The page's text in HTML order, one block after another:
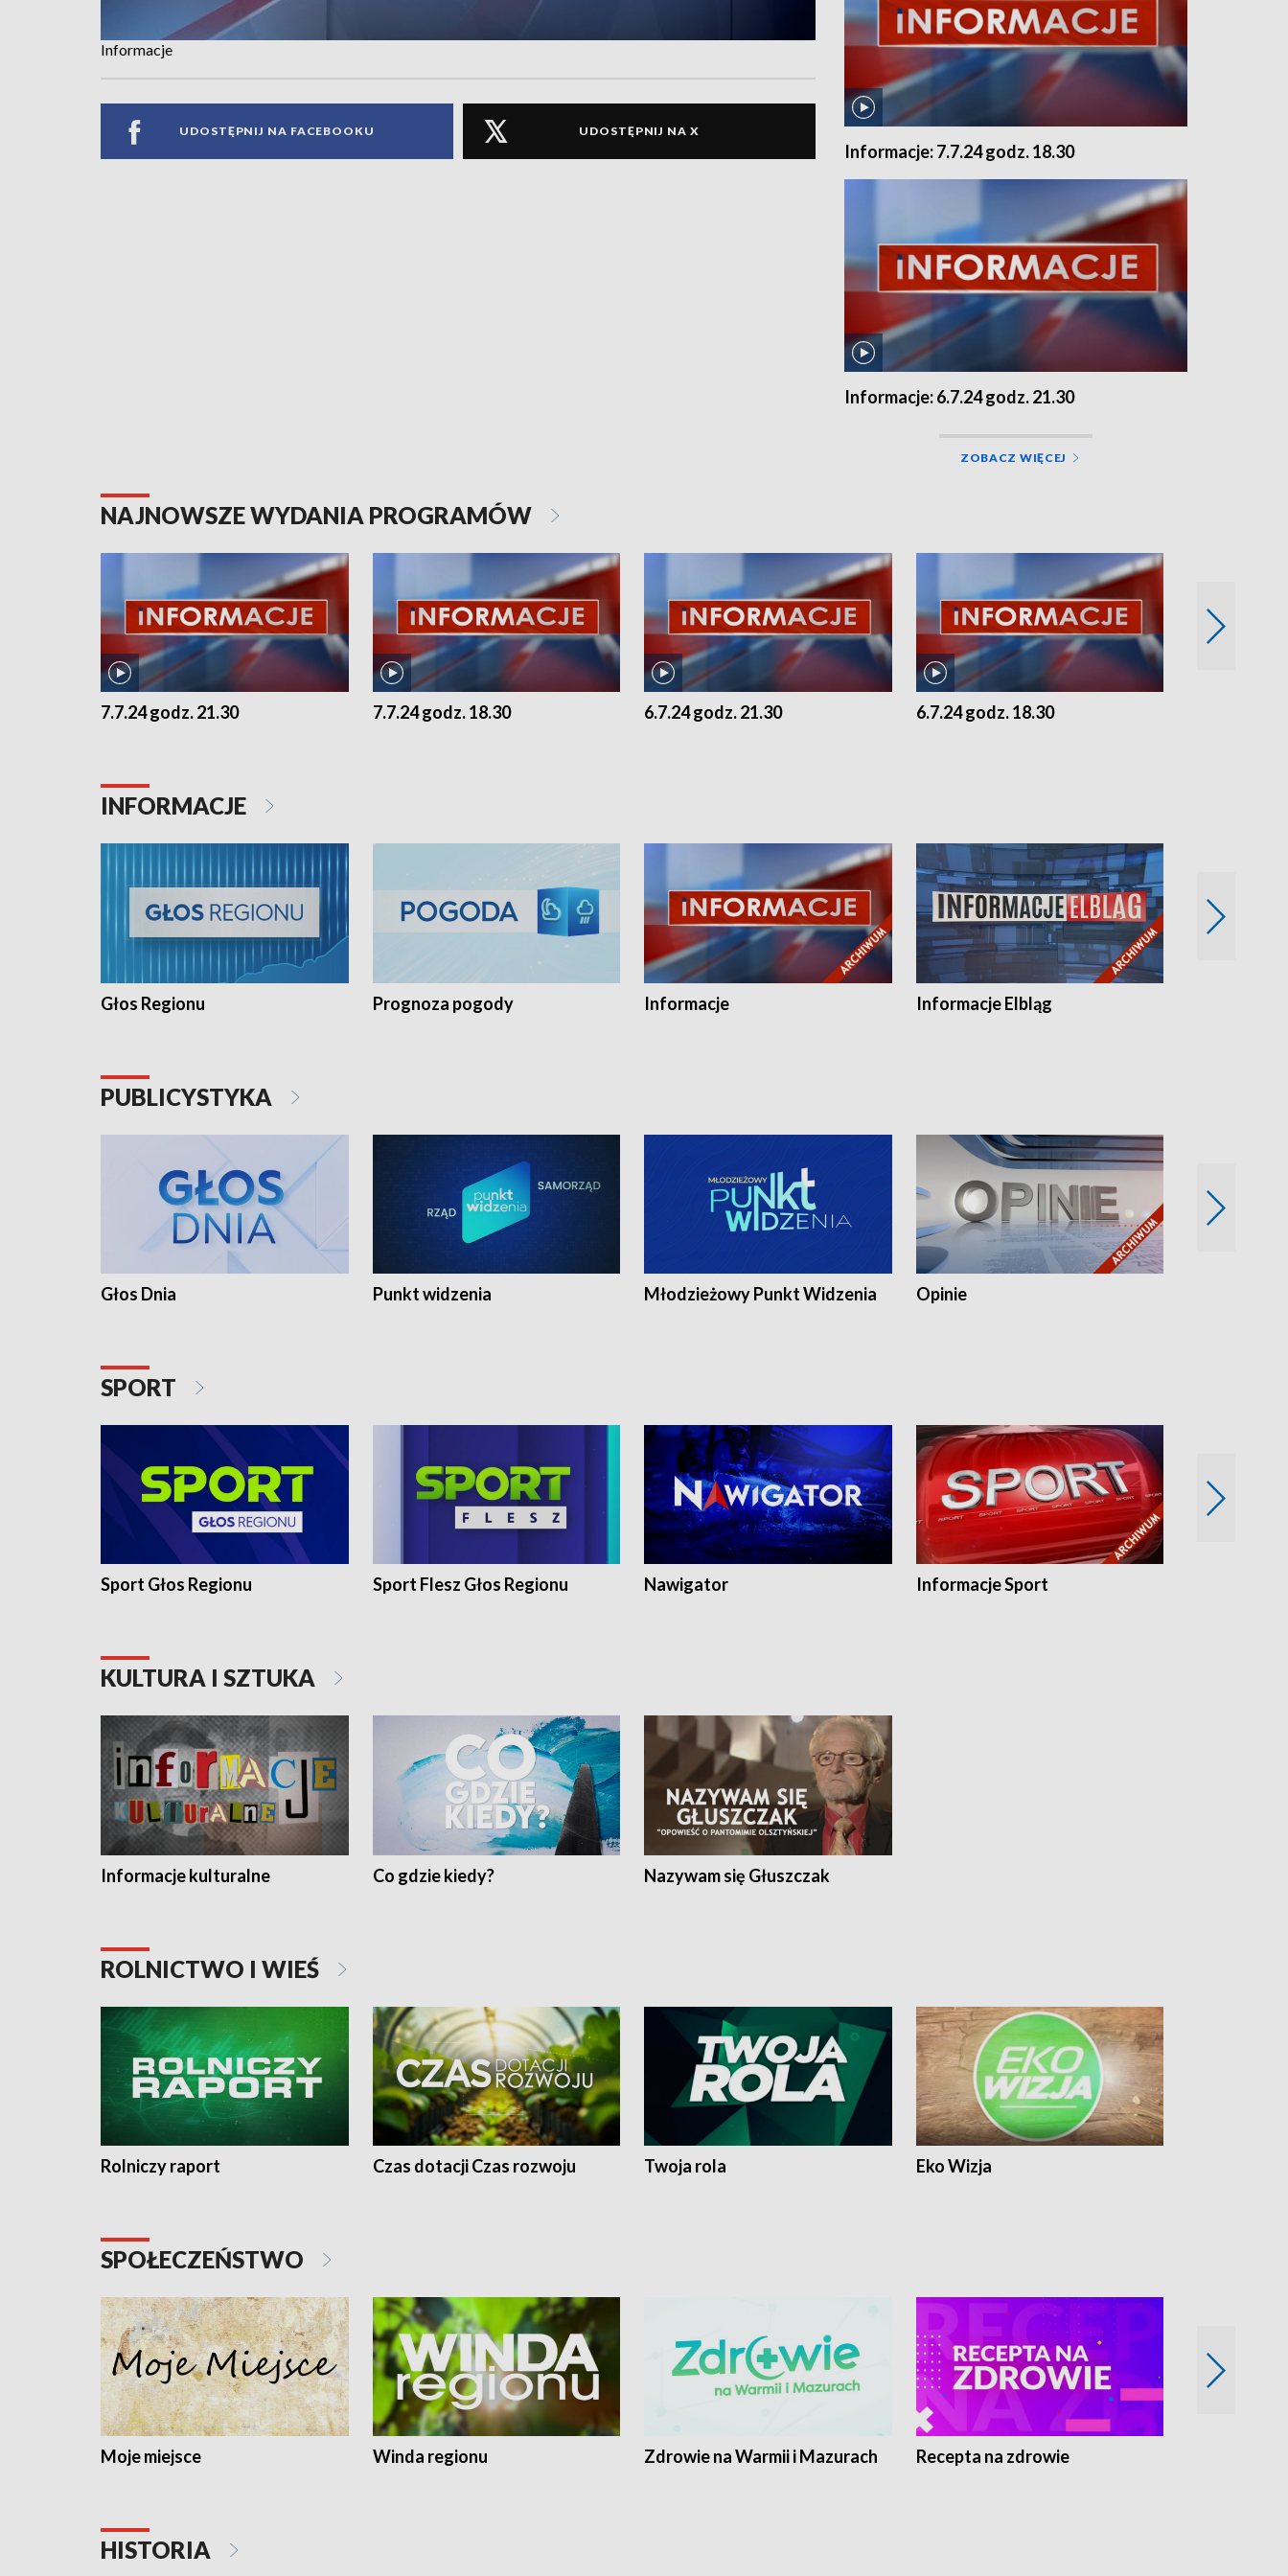
Informacje
UDOSTĘPNIJ NA FACEBOOKU UDOSTĘPNIJ NA X
Informacje: 7.7.24 godz. 18.30
Informacje: 6.7.24 godz. 21.30
ZOBACZ WIĘCEJ
NAJNOWSZE WYDANIA PROGRAMÓW
7.7.24 godz. 21.30 7.7.24 godz. 18.30 6.7.24 godz. 21.30 6.7.24 godz. 18.30
INFORMACJE
Głos Regionu Prognoza pogody Informacje Informacje Elbląg
PUBLICYSTYKA
Głos Dnia Punkt widzenia Młodzieżowy Punkt Widzenia Opinie
SPORT
Sport Głos Regionu Sport Flesz Głos Regionu Nawigator Informacje Sport
KULTURA I SZTUKA
Informacje kulturalne Co gdzie kiedy? Nazywam się Głuszczak
ROLNICTWO I WIEŚ
Rolniczy raport Czas dotacji Czas rozwoju Twoja rola Eko Wizja
SPOŁECZEŃSTWO
Moje miejsce Winda regionu Zdrowie na Warmii i Mazurach Recepta na zdrowie
HISTORIA